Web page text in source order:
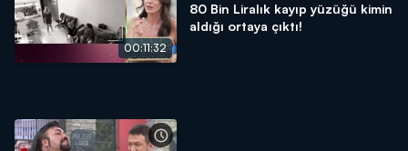
00:11:32
80 Bin Liralık kayıp yüzüğü kimin
aldığı ortaya çıktı!